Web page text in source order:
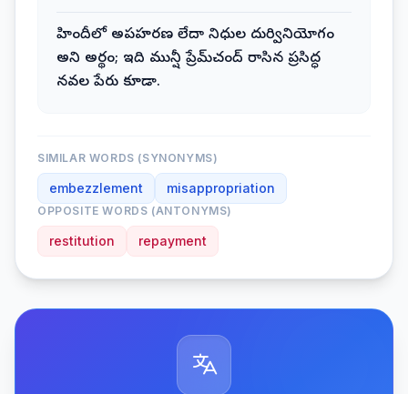
హిందీలో అపహరణ లేదా నిధుల దుర్వినియోగం
అని అర్థం; ఇది మున్షీ ప్రేమ్‌చంద్ రాసిన ప్రసిద్ధ
నవల పేరు కూడా.
SIMILAR WORDS (SYNONYMS)
embezzlement misappropriation
OPPOSITE WORDS (ANTONYMS)
restitution repayment